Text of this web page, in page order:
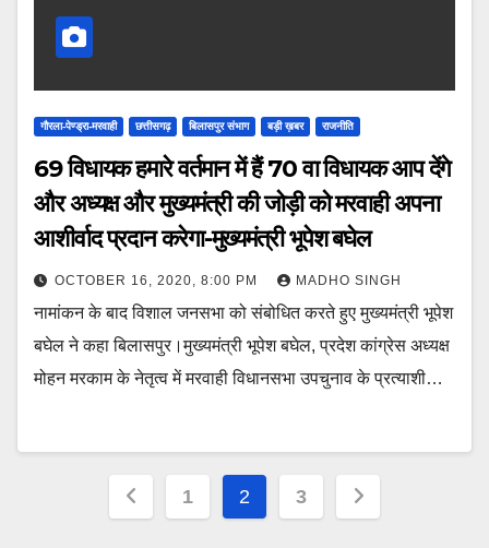
गौरला-पेण्ड्रा-मरवाही छत्तीसगढ़ बिलासपुर संभाग बड़ी ख़बर राजनीति
69 विधायक हमारे वर्तमान में हैं 70 वा विधायक आप देंगे
और अध्यक्ष और मुख्यमंत्री की जोड़ी को मरवाही अपना
आशीर्वाद प्रदान करेगा-मुख्यमंत्री भूपेश बघेल
OCTOBER 16, 2020, 8:00 PM MADHO SINGH
नामांकन के बाद विशाल जनसभा को संबोधित करते हुए मुख्यमंत्री भूपेश
बघेल ने कहा बिलासपुर।मुख्यमंत्री भूपेश बघेल, प्रदेश कांग्रेस अध्यक्ष
मोहन मरकाम के नेतृत्व में मरवाही विधानसभा उपचुनाव के प्रत्याशी…
Posts
1 2 3